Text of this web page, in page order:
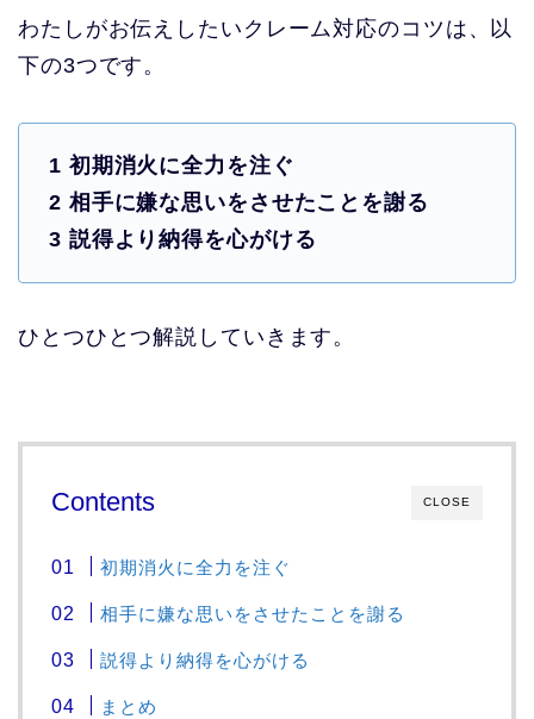
わたしがお伝えしたいクレーム対応のコツは、以
下の3つです。
1 初期消火に全力を注ぐ
2 相手に嫌な思いをさせたことを謝る
3 説得より納得を心がける
ひとつひとつ解説していきます。
CLOSE
Contents
初期消火に全力を注ぐ
相手に嫌な思いをさせたことを謝る
説得より納得を心がける
まとめ